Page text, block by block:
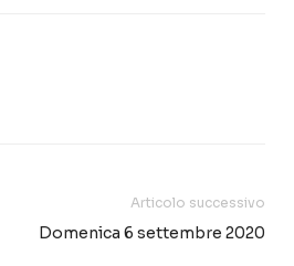
Articolo successivo
Domenica 6 settembre 2020